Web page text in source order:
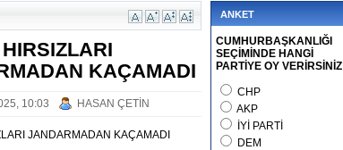
KAÇAMADI
10:03 HASAN ÇETİN
JANDARMADAN KAÇAMADI
ANKET
CUMHURBAŞKANLIĞI
SEÇİMİNDE HANGİ
PARTİYE OY VERİRSİNİZ
CHP
AKP
İYİ PARTİ
DEM